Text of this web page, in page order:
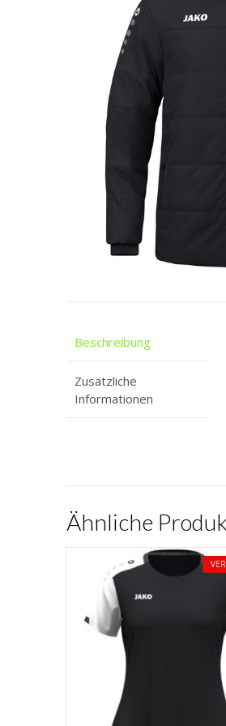
Beschreibung
Zusätzliche
Informationen
Ähnliche